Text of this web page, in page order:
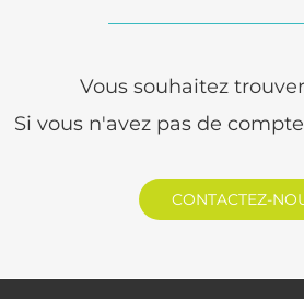
Vous souhaitez
Si vous n'avez pas de
CONTACTEZ-